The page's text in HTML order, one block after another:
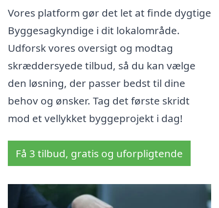
Vores platform gør det let at finde dygtige
Byggesagkyndige i dit lokalområde.
Udforsk vores oversigt og modtag
skræddersyede tilbud, så du kan vælge
den løsning, der passer bedst til dine
behov og ønsker. Tag det første skridt
mod et vellykket byggeprojekt i dag!
Få 3 tilbud, gratis og uforpligtende